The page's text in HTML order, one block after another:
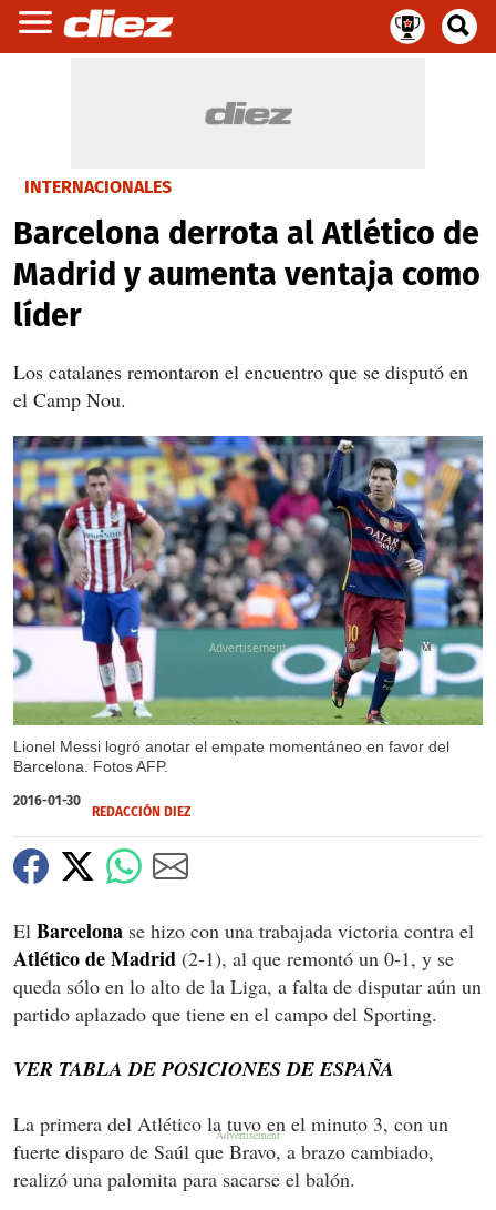
INTERNACIONALES
Barcelona derrota al Atlético de
Madrid y aumenta ventaja como
líder
Los catalanes remontaron el encuentro que se disputó en
el Camp Nou.
Lionel Messi logró anotar el empate momentáneo en favor del
Barcelona. Fotos AFP.
X
X
X
2016-01-30
REDACCIÓN DIEZ
El Barcelona se hizo con una trabajada victoria contra el
Atlético de Madrid (2-1), al que remontó un 0-1, y se
queda sólo en lo alto de la Liga, a falta de disputar aún un
partido aplazado que tiene en el campo del Sporting.
VER TABLA DE POSICIONES DE ESPAÑA
La primera del Atlético la tuvo en el minuto 3, con un
fuerte disparo de Saúl que Bravo, a brazo cambiado,
realizó una palomita para sacarse el balón.